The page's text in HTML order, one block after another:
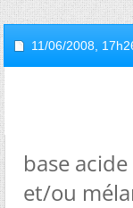
11/06/2008,
base
et/ou